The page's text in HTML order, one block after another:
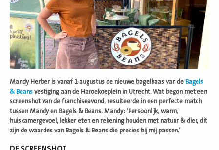
Mandy Herber is vanaf 1 augustus de nieuwe bagelbaas van de Bagels
& Beans vestiging aan de Haroekoeplein in Utrecht. Wat begon met een
screenshot van de franchiseavond, resulteerde in een perfecte match
tussen Mandy en Bagels & Beans. Mandy: ‘Persoonlijk, warm,
huiskamergevoel, lekker eten en rekening houden met natuur & dier, dit
zijn de waardes van Bagels & Beans die precies bij mij passen.’